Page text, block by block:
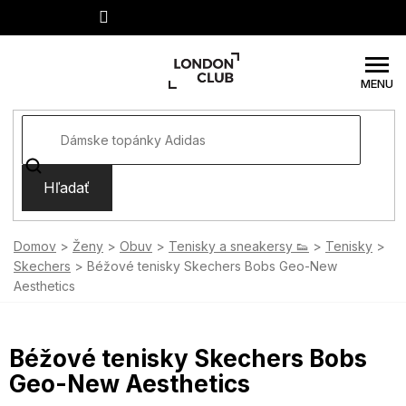
Hľadať
Domov Ženy Obuv Tenisky a sneakersy 👟
Tenisky
Skechers
Béžové tenisky Skechers Bobs Geo-New
Aesthetics
Béžové tenisky Skechers Bobs
Geo-New Aesthetics